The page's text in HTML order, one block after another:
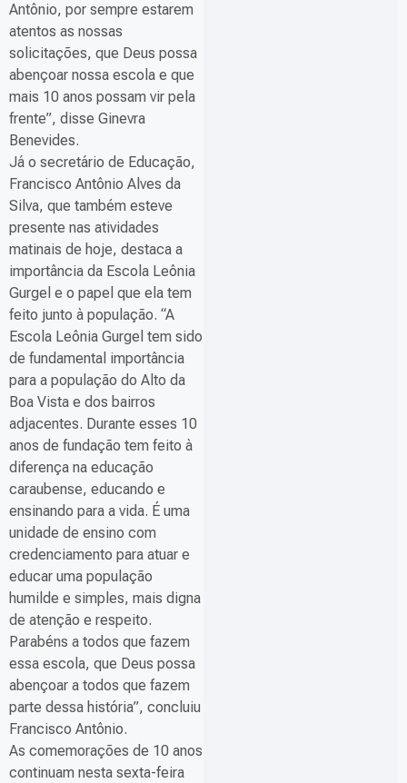
Antônio, por sempre estarem
atentos as nossas
solicitações, que Deus possa
abençoar nossa escola e que
mais 10 anos possam vir pela
frente”, disse Ginevra
Benevides.
Já o secretário de Educação,
Francisco Antônio Alves da
Silva, que também esteve
presente nas atividades
matinais de hoje, destaca a
importância da Escola Leônia
Gurgel e o papel que ela tem
feito junto à população. “A
Escola Leônia Gurgel tem sido
de fundamental importância
para a população do Alto da
Boa Vista e dos bairros
adjacentes. Durante esses 10
anos de fundação tem feito à
diferença na educação
caraubense, educando e
ensinando para a vida. É uma
unidade de ensino com
credenciamento para atuar e
educar uma população
humilde e simples, mais digna
de atenção e respeito.
Parabéns a todos que fazem
essa escola, que Deus possa
abençoar a todos que fazem
parte dessa história”, concluiu
Francisco Antônio.
As comemorações de 10 anos
continuam nesta sexta-feira